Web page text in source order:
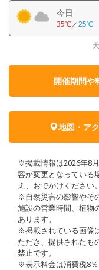
今日
35℃／25℃
開催期間や
地図・ア
※掲載情報は2026年8
容が変更となっている
え、おでかけください。
※自然災害の影響やそ
施設の営業時間、植物
あります。
※掲載されている画像
ただき、提供されたも
禁止です。
※表示料金は消費税8％